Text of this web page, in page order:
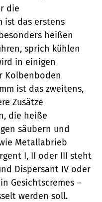
die
ist das erstens
heißen
sprich kühlen
in einigen
Kolbenboden
ist das zweitens,
Zusätze
die heiße
säubern und
Metallabrieb
I, II oder III steht
Dispersant IV oder
Gesichtscremes –
werden soll.